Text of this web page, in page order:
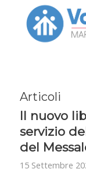
Articoli
Il nuovo
servizio
del
15 Settembre